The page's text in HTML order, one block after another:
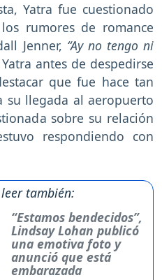
Yatra fue cuestionado
rumores de romance
Jenner, “Ay no tengo ni
antes de despedirse
que fue hace tan
su llegada al aeropuerto
sobre su relación
respondiendo con
también:
“Estamos bendecidos”,
Lindsay Lohan publicó
una emotiva foto y
anunció que está
embarazada